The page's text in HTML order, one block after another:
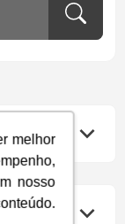
melhor
nosso